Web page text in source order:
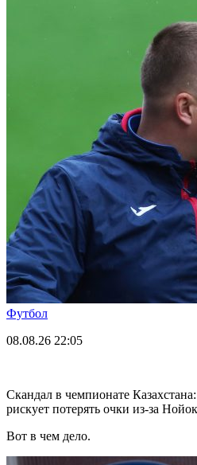
Футбол
08.08.26 22:05
Скандал в чемпионате
рискует потерять очки из-за
Вот в чем дело.